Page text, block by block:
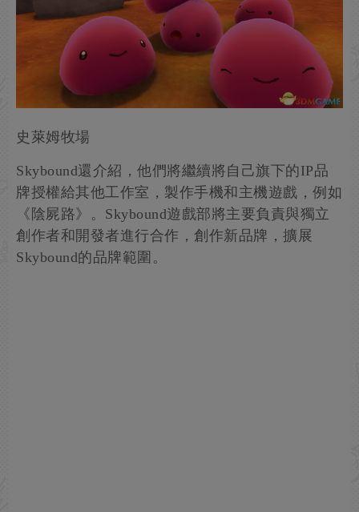
史萊姆牧場
Skybound還介紹，他們將繼續將自己旗下的IP品
牌授權給其他工作室，製作手機和主機遊戲，例如
《陰屍路》。Skybound遊戲部將主要負責與獨立
創作者和開發者進行合作，創作新品牌，擴展
Skybound的品牌範圍。